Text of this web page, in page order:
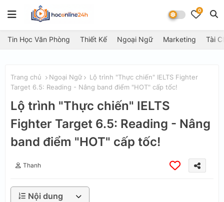
0
Tin Học Văn Phòng Thiết Kế Ngoại Ngữ Marketing Tài
Trang chủ Ngoại Ngữ
Lộ trình "Thực chiến" IELTS Fighter
Target 6.5: Reading - Nâng band điểm "HOT" cấp tốc!
Lộ trình "Thực chiến" IELTS
Fighter Target 6.5: Reading - Nâng
band điểm "HOT" cấp tốc!
Thanh
Nội dung